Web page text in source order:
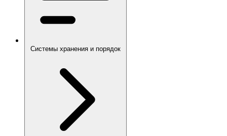
Системы хранения и порядок